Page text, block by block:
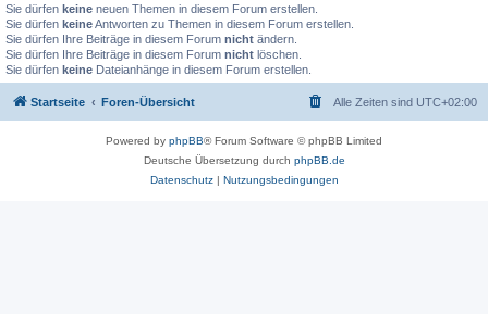
Sie dürfen keine neuen Themen in diesem Forum erstellen.
Sie dürfen keineAntworten zu Themen in diesem Forum erstellen.
Sie dürfen Ihre Beiträge in diesem Forum nicht ändern.
Sie dürfen Ihre Beiträge in diesem Forum nicht löschen.
Sie dürfen keine Dateianhänge in diesem Forum erstellen.
Startseite Foren-Übersicht Alle Zeiten sind UTC+02:00
Powered by phpBB® Forum Software © phpBB Limited
Deutsche Übersetzung durch phpBB.de
Datenschutz| Nutzungsbedingungen